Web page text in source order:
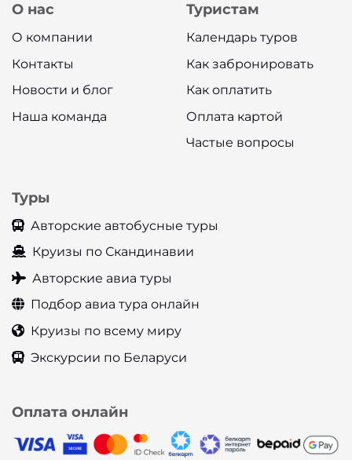
О нас
О компании
Контакты
Новости и блог
Наша команда
Туристам
Календарь туров
Как забронировать
Как оплатить
Оплата картой
Частые вопросы
Туры
Авторские автобусные туры
Круизы по Скандинавии
Авторские авиа туры
Подбор авиа тура онлайн
Круизы по всему миру
Экскурсии по Беларуси
Оплата онлайн